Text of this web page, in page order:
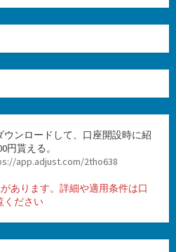
ウンロードして、口座開設時に紹
円貰える。
app.adjust.com/2tho638
あります。詳細や適用条件は口
ください